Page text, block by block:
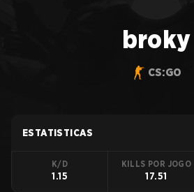
broky
CS:GO
ESTATISTICAS
K/D
1.15
KILLS POR JOGO
17.51